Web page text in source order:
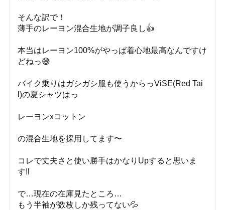
そんな訳で！
薄手のレーヨン混合生地が調子良し👍
本当はレーヨン100%がやっぱ着心地最高なんですけ
どねっ😅
バイク乗りはガシガシ服も使うからっViSE(Red Tai
l)の夏シャツはっ
レーヨンxコットン
の混合生地を採用してます〜
コレで丈夫さと使い勝手はかなりUpすると思いま
す‼️
で…現在の在庫見たところ…
もう半袖が数枚しか残ってない💦